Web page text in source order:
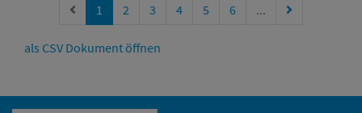
Vorherige Seite
1 2 3 4 5 6 ... Nächste Seite
als CSV Dokument öffnen